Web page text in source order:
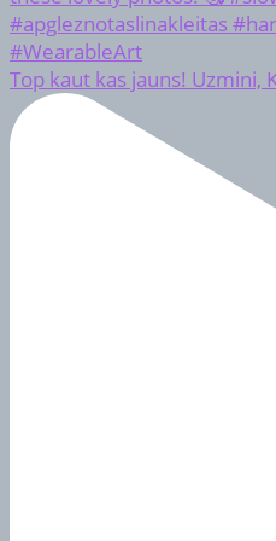
Top kaut kas jauns! Uzmini,